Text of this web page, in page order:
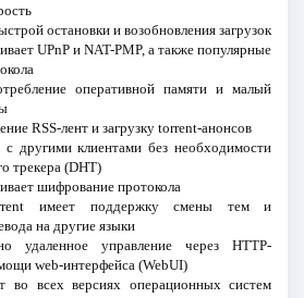
остановки и возобновления загрузок
UPnP и NAT-PMP, а также популярные
оперативной памяти и малый
RSS-лент и загрузку torrent-анонсов
с другими клиентами без необходимости
трекера (DHT)
шифрование протокола
имеет поддержку смены тем и
на другие языки
удаленное управление через HTTP-
web-интерфейса (WebUI)
во всех версиях операционных систем